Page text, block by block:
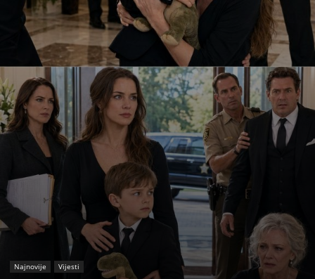
Najnovije Vijesti